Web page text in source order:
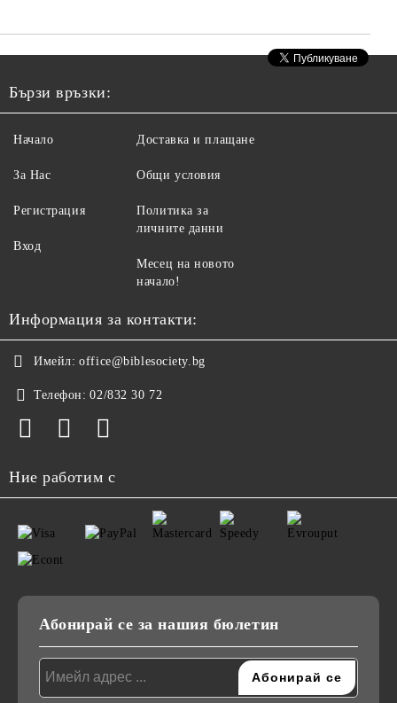
Бързи връзки:
Начало
За Нас
Регистрация
Вход
Доставка и плащане
Общи условия
Политика за
личните данни
Месец на новото
начало!
Информация за контакти:
Имейл: office@biblesociety.bg
Телефон: 02/832 30 72
Ние работим с
Абонирай се за нашия бюлетин